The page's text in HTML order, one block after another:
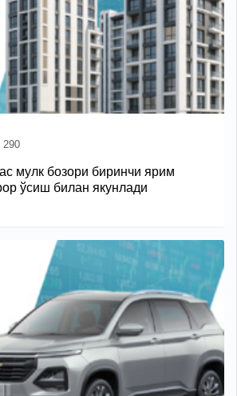
290
мулк бозори биринчи ярим
ўсиш билан якунлади